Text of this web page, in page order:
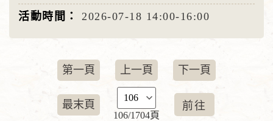
2026-07-18 14:00-16:00
第一頁 上一頁 下一頁
最末頁
106/1704頁